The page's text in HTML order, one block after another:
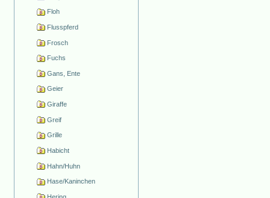
Floh
Flusspferd
Frosch
Fuchs
Gans, Ente
Geier
Giraffe
Greif
Grille
Habicht
Hahn/Huhn
Hase/Kaninchen